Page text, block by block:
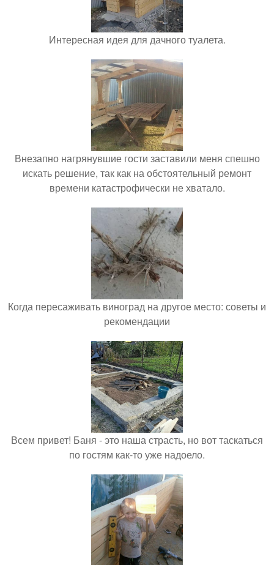
Интересная идея для дачного туалета.
Внезапно нагрянувшие гости заставили меня спешно
искать решение, так как на обстоятельный ремонт
времени катастрофически не хватало.
Когда пересаживать виноград на другое место: советы и
рекомендации
Всем привет! Баня - это наша страсть, но вот таскаться
по гостям как-то уже надоело.